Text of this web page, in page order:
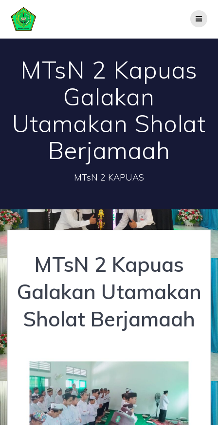
MTsN 2 Kapuas
Galakan
Utamakan Sholat
Berjamaah
MTsN 2 KAPUAS
MTsN 2 Kapuas
Galakan Utamakan
Sholat Berjamaah